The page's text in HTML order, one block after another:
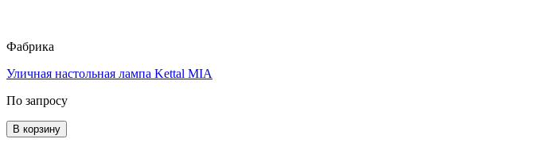
Фабрика
Уличная настольная лампа Kettal MIA
По запросу
В корзину